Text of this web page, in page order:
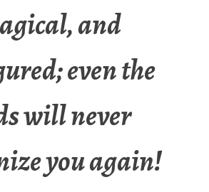
and
even the
will never
you again!